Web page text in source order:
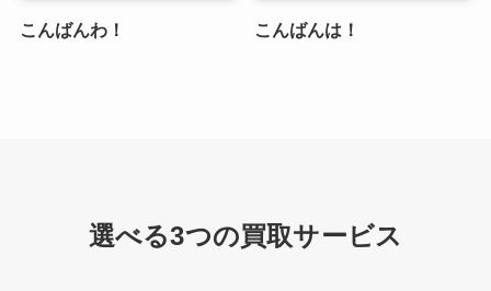
こんばんわ！ こんばんは！
選べる3つの買取サービス